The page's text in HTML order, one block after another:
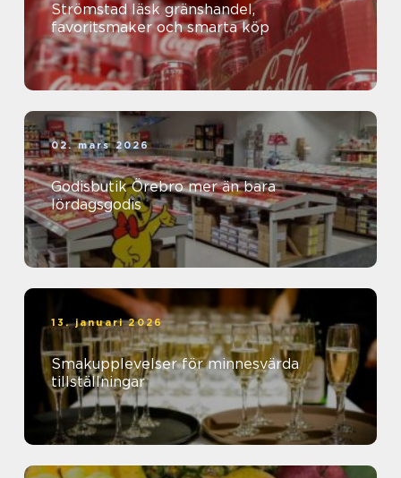
Strömstad läsk gränshandel,
favoritsmaker och smarta köp
02. mars 2026
Godisbutik Örebro mer än bara
lördagsgodis
13. januari 2026
Smakupplevelser för minnesvärda
tillställningar